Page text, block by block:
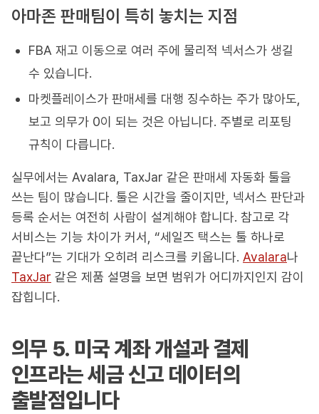
아마존 판매팀이 특히 놓치는 지점
FBA 재고 이동으로 여러 주에 물리적 넥서스가 생길
수 있습니다.
마켓플레이스가 판매세를 대행 징수하는 주가 많아도,
보고 의무가 0이 되는 것은 아닙니다. 주별로 리포팅
규칙이 다릅니다.
실무에서는 Avalara, TaxJar 같은 판매세 자동화 툴을
쓰는 팀이 많습니다. 툴은 시간을 줄이지만, 넥서스 판단과
등록 순서는 여전히 사람이 설계해야 합니다. 참고로 각
서비스는 기능 차이가 커서, “세일즈 택스는 툴 하나로
끝난다”는 기대가 오히려 리스크를 키웁니다. Avalara나
TaxJar 같은 제품 설명을 보면 범위가 어디까지인지 감이
잡힙니다.
의무 5. 미국 계좌 개설과 결제
인프라는 세금 신고 데이터의
출발점입니다